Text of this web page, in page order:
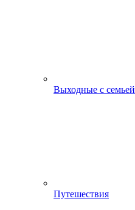
Выходные с семьей
Путешествия